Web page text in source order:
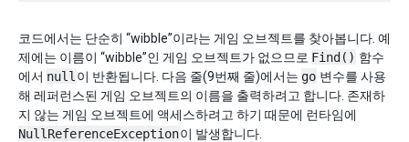
코드에서는 단순히 “wibble”이라는 게임 오브젝트를 찾아봅니다. 예
제에는 이름이 “wibble”인 게임 오브젝트가 없으므로 Find() 함수
에서 null 이 반환됩니다. 다음 줄(9번째 줄)에서는 go 변수를 사용
해 레퍼런스된 게임 오브젝트의 이름을 출력하려고 합니다. 존재하
지 않는 게임 오브젝트에 액세스하려고 하기 때문에 런타임에
NullReferenceException이 발생합니다.